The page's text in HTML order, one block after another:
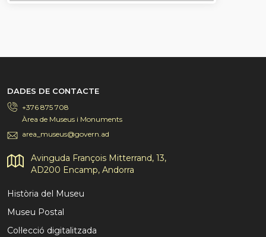
DADES DE CONTACTE
+376 875 708
Àrea de Museus i Monuments
area_museus@govern.ad
Avinguda François Mitterrand, 13,
AD200 Encamp, Andorra
Història del Museu
Museu Postal
Col·lecció digitalitzada